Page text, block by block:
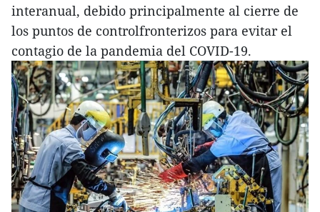
interanual, debido principalmente al cierre de
los puntos de controlfronterizos para evitar el
contagio de la pandemia del COVID-19.